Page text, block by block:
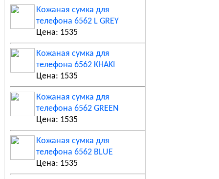
Кожаная сумка для
телефона 6562 L GREY
Цена: 1535
Кожаная сумка для
телефона 6562 KHAKI
Цена: 1535
Кожаная сумка для
телефона 6562 GREEN
Цена: 1535
Кожаная сумка для
телефона 6562 BLUE
Цена: 1535